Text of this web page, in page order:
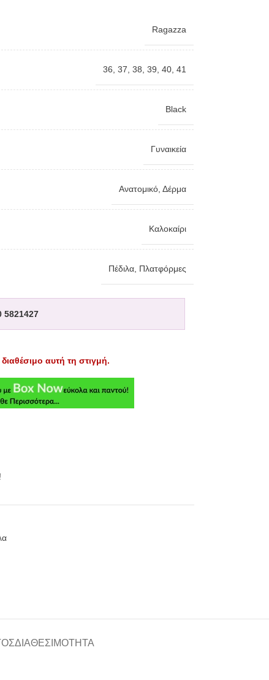
Ragazza
36 37 38 39 40, 41
Black
Γυναικεία
Ανατομικό, Δέρμα
Καλοκαίρι
Πέδιλα, Πλατφόρμες
5821427
αυτή τη στιγμή.
ΔΙΑΘΕΣΙΜΌΤΗΤΑ